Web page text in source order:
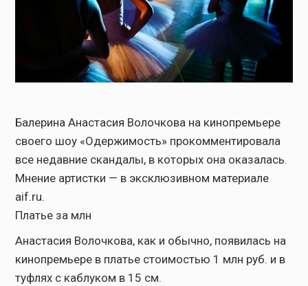
Балерина Анастасия Волочкова на кинопремьере
своего шоу «Одержимость» прокомментировала
все недавние скандалы, в которых она оказалась.
Мнение артистки — в эксклюзивном материале
aif.ru.
Платье за млн
Анастасия Волочкова, как и обычно, появилась на
кинопремьере в платье стоимостью 1 млн руб. и в
туфлях с каблуком в 15 см.